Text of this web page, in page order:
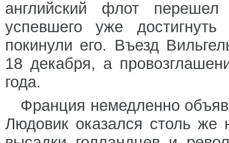
английский флот
успевшего уже
покинули его. Въезд
18 декабря, а
года.
Франция немедленно
Людовик оказался столь же